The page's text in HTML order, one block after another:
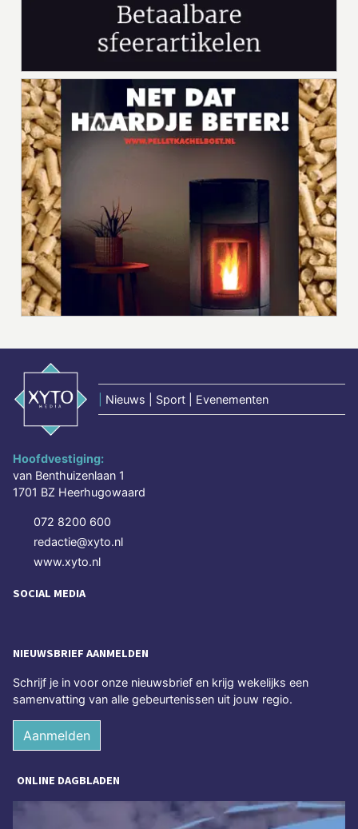
Nieuws | Sport | Evenementen
Hoofdvestiging:
van Benthuizenlaan 1
1701 BZ Heerhugowaard
072 8200 600
redactie@xyto.nl
www.xyto.nl
SOCIAL MEDIA
NIEUWSBRIEF AANMELDEN
Schrijf je in voor onze nieuwsbrief en krijg wekelijks een
samenvatting van alle gebeurtenissen uit jouw regio.
Aanmelden
ONLINE DAGBLADEN